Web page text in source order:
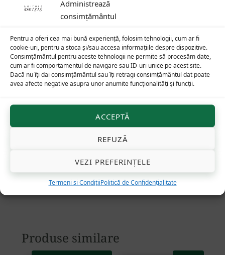
Administrează
consimțământul
Pentru a oferi cea mai bună experiență, folosim tehnologii, cum ar fi
cookie-uri, pentru a stoca și/sau accesa informațiile despre dispozitive.
Consimțământul pentru aceste tehnologii ne permite să procesăm date,
cum ar fi comportamentul de navigare sau ID-uri unice pe acest site.
Dacă nu îți dai consimțământul sau îți retragi consimțământul dat poate
avea afecte negative asupra unor anumite funcționalități și funcții.
ACCEPTĂ
REFUZĂ
VEZI PREFERINȚELE
Termeni și CondițiiPolitică de Confidențialitate
Nume*
Alternative:
Produse similare